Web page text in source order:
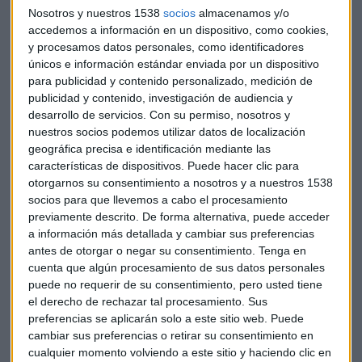
Nosotros y nuestros 1538 socios almacenamos y/o
accedemos a información en un dispositivo, como cookies,
y procesamos datos personales, como identificadores
únicos e información estándar enviada por un dispositivo
para publicidad y contenido personalizado, medición de
publicidad y contenido, investigación de audiencia y
desarrollo de servicios. Con su permiso, nosotros y
nuestros socios podemos utilizar datos de localización
geográfica precisa e identificación mediante las
características de dispositivos. Puede hacer clic para
otorgarnos su consentimiento a nosotros y a nuestros 1538
socios para que llevemos a cabo el procesamiento
previamente descrito. De forma alternativa, puede acceder
a información más detallada y cambiar sus preferencias
antes de otorgar o negar su consentimiento. Tenga en
cuenta que algún procesamiento de sus datos personales
puede no requerir de su consentimiento, pero usted tiene
el derecho de rechazar tal procesamiento. Sus
preferencias se aplicarán solo a este sitio web. Puede
cambiar sus preferencias o retirar su consentimiento en
cualquier momento volviendo a este sitio y haciendo clic en
una actividad "muy recurrente y muy tradicional" con
clientes.
Perspectivas y contexto de tipos de interés
Respecto a las previsiones para el conjunto del año, el
directivo mantiene el objetivo anunciado previamente:
"Nuestra propia consejera delegada lleva anticipando que
este año podría ser el año de superar los 1.000.000.000 de
resultados y eso es lo que seguimos transmitiendo".
En cuanto al entorno de tipos de interés tras la reciente
decisión del BCE de mantenerlos sin cambios, Díaz
considera que se ha producido un cambio de expectativas.
"Hace un año se esperaba que los tipos pudieran llegar
hasta el uno y medio. Yo creo que eso se ha enfriado
bastante", explica, añadiendo que "ahora ya sabemos que
vamos a seguir en el 2% durante bastantes meses y todavía